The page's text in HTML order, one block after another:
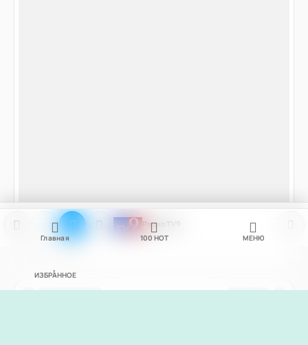
Главная 100 НОТ МЕНЮ
ИЗБРАННОЕ
Радио TV9